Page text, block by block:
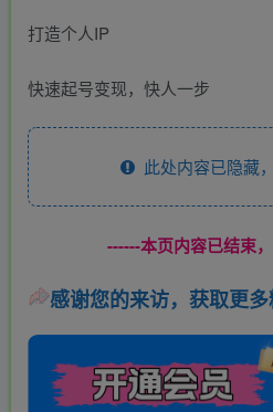
打造个人IP
快速起号变现，快人一步
此处内容已隐藏
------本页内容已结束
感谢您的来访，获取更多